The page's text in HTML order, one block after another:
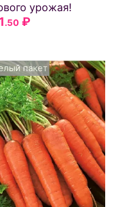
урожая!
.50 ₽
пакет